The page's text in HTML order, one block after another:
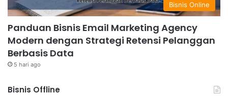
Bisnis Online
Panduan Bisnis Email Marketing Agency
Modern dengan Strategi Retensi Pelanggan
Berbasis Data
5 hari ago
Bisnis Offline